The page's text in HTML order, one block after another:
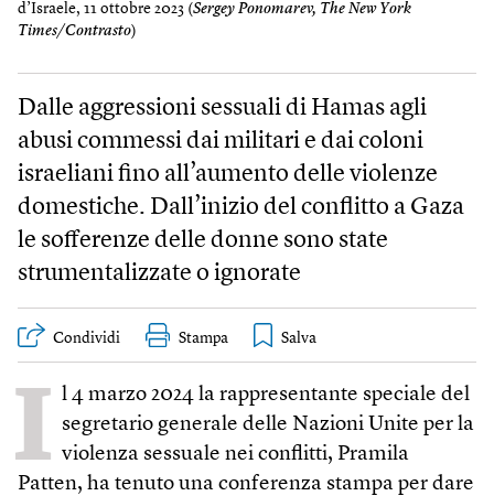
d’Israele, 11 ottobre 2023 (Sergey Ponomarev, The New York
Times/Contrasto)
Dalle aggressioni sessuali di Hamas agli
abusi commessi dai militari e dai coloni
israeliani fino all’aumento delle violenze
domestiche. Dall’inizio del conflitto a Gaza
le sofferenze delle donne sono state
strumentalizzate o ignorate
Condividi Stampa
I l 4 marzo 2024 la rappresentante speciale del
segretario generale delle Nazioni Unite per la
violenza sessuale nei conflitti, Pramila
Patten, ha tenuto una conferenza stampa per dare